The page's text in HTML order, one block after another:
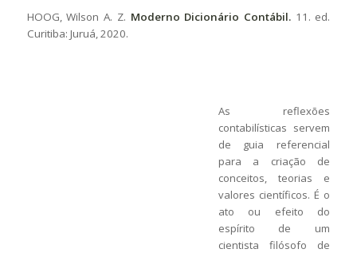
HOOG, Wilson A. Z. Moderno Dicionário Contábil.11. ed.
Curitiba: Juruá, 2020.
As reflexões
contabilísticas servem
de guia referencial
para a criação de
conceitos, teorias e
valores científicos. É o
ato ou efeito do
espírito de um
cientista filósofo de